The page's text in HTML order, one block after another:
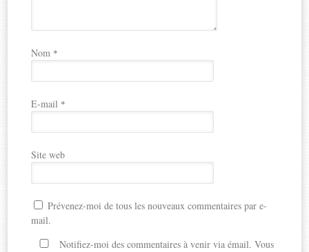
Nom *
E-mail *
Site web
Prévenez-moi de tous les nouveaux commentaires par e-
mail.
Notifiez-moi des commentaires à venir via émail. Vous